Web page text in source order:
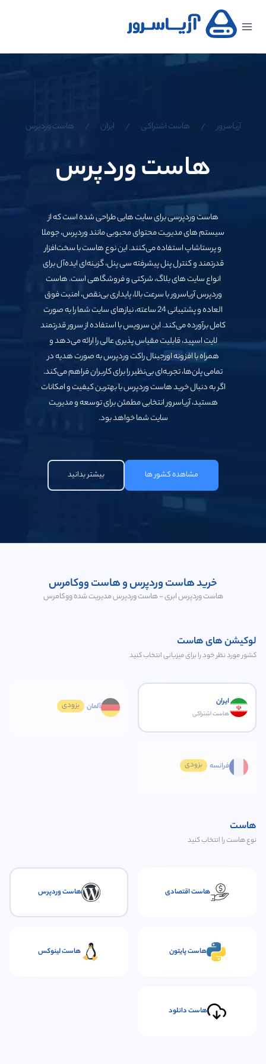
صفحه
مجازی
خدمات
ثبت
دامنه
کولوکیشن
سرور
مجازی
میکروتیک
سرور
مجازی
نامحدود
سرور
GPU
خدمات
پشتیبانی
شروع
آریاسرور / هاست اشتراكی / ایران / هاست وردپرس
هاست وردپرس
هاست وردپرسی برای سایت‌ هایی طراحی شده است که از
سیستم‌ های مدیریت محتوای محبوبی مانند وردپرس، جوملا
و پرستاشاپ استفاده می‌کنند. این نوع هاست با سخت‌افزار
قدرتمند و کنترل پنل پیشرفته سی ‌پنل، گزینه‌ای ایده‌آل برای
انواع سایت‌ های بلاگ، شرکتی و فروشگاهی است. هاست
وردپرس آریاسرور با سرعت بالا، پایداری بی‌نقص، امنیت فوق
‌العاده و پشتیبانی 24 ساعته، نیازهای سایت شما را به‌ صورت
کامل برآورده می‌کند. این سرویس با استفاده از ‌سرور قدرتمند
لایت اسپید، قابلیت مقیاس‌ پذیری عالی را ارائه می‌دهد و
همراه با افزونه اورجینال راکت وردپرس به‌ صورت هدیه در
تمامی پلن‌ها، تجربه‌ای بی‌نظیر را برای کاربران فراهم می‌کند.
اگر به دنبال خرید هاست وردپرس با بهترین کیفیت و امکانات
هستید، آریاسرور انتخابی مطمئن برای توسعه و مدیریت
‌سایت شما خواهد بود.
مشاهده کشور ها بیشتر بدانید
خرید هاست وردپرس و هاست ووکامرس
هاست وردپرس ابری - هاست وردپرس مدیریت شده ووکامرس
لوکیشن های هاست
کشور مورد نظر خود را برای میزبانی انتخاب کنید
ایران
هاست اشتراكی
آلمان
فرانسه
هاست
نوع هاست را انتخاب کنید
هاست اقتصادی هاست وردپرس
هاست پایتون هاست لینوکس
هاست دانلود